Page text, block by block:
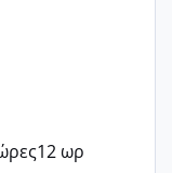
12 ωρ